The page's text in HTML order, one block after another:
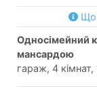
Що
односімейний котедж одноповерховий з житловою
мансардою
гараж, 4 кімнат,